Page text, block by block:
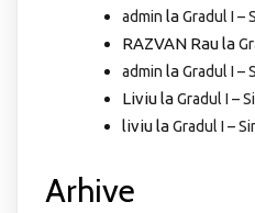
admin laGradul I –
RAZVAN Raula
admin laGradul I –
LiviulaGradul I –
liviulaGradul I –
Arhive